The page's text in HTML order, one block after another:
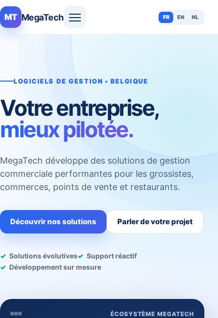
MT MegaTech FR EN NL
LOGICIELS DE GESTION • BELGIQUE
Votre entreprise,
mieux pilotée.
MegaTech développe des solutions de gestion
commerciale performantes pour les grossistes,
commerces, points de vente et restaurants.
Découvrir nos solutions Parler de votre projet
Solutions évolutives
Support réactif
Développement sur mesure
ÉCOSYSTÈME MEGATECH